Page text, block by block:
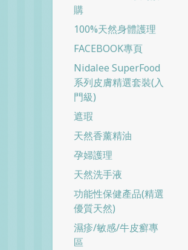
購
100%天然身體護理
FACEBOOK專頁
Nidalee SuperFood
系列皮膚精選套裝(入
門級)
遮瑕
天然香薰精油
孕婦護理
天然洗手液
功能性保健產品(精選
優質天然)
濕疹/敏感/牛皮癬專
區